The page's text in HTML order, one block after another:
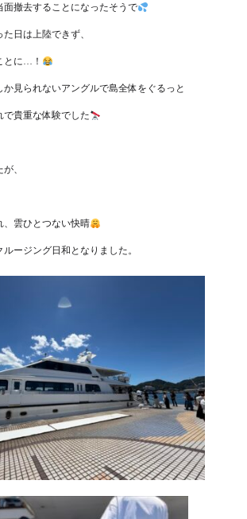
撤去することになったそうで
日は上陸できず、
とに…！
見られないアングルで島全体をぐるっと
で貴重な体験でした
、
、雲ひとつない快晴
ージング日和となりました。